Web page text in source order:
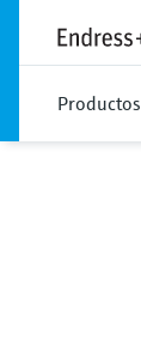
Productos